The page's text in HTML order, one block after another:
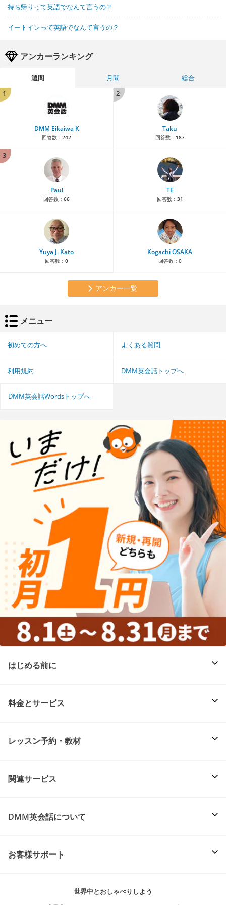
持ち帰りって英語でなんて言うの？
イートインって英語でなんて言うの？
アンカーランキング
週間 月間
総合
1
DMM Eikaiwa K
回答数： 242
2
Taku
回答数： 187
3
Paul
回答数： 66
TE
回答数： 31
Yuya J. Kato
回答数： 0
Kogachi OSAKA
回答数： 0
アンカー一覧
メニュー
初めての方へ よくある質問
利用規約 DMM英会話トップへ
DMM英会話Wordsトップへ
はじめる前に
料金とサービス
レッスン予約・教材
関連サービス
DMM英会話について
お客様サポート
世界中とおしゃべりしよう